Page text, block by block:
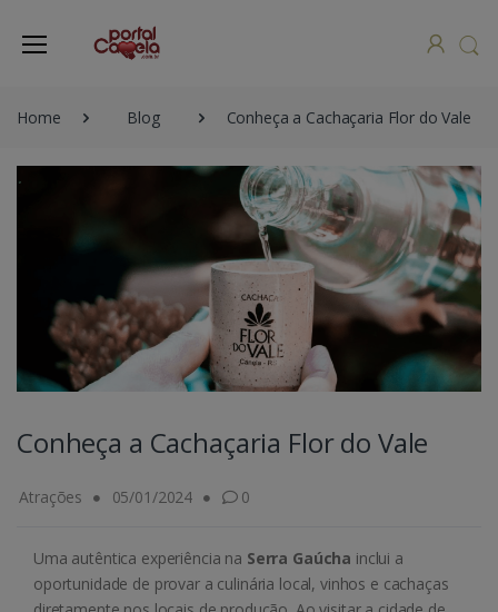
Home Blog Conheça a Cachaçaria Flor do Vale
Conheça a Cachaçaria Flor do Vale
Atrações 05/01/2024 0
Uma autêntica experiência na Serra Gaúcha inclui a
oportunidade de provar a culinária local, vinhos e cachaças